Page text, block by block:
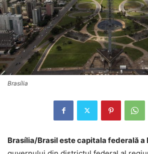
Brasília
Brasília/Brasil este capitala federală a